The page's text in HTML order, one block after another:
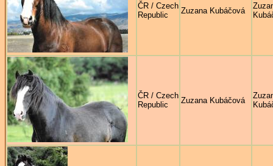
ČR / Czech
Republic
Zuzana Kubáčová
ČR / Czech
Republic
Zuzana Kubáčová